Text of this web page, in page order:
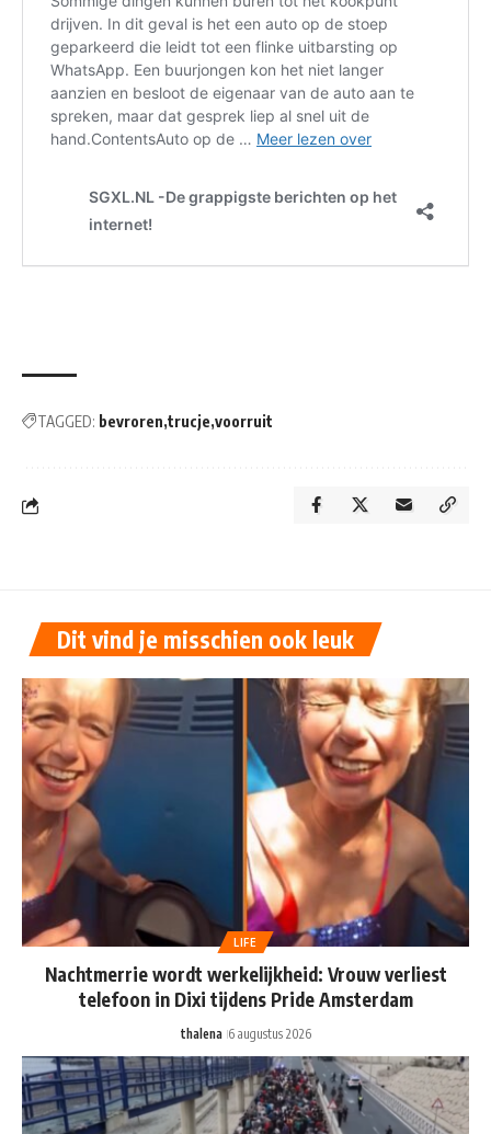
TAGGED: bevroren trucje voorruit
Dit vind je misschien ook leuk
LIFE
Nachtmerrie wordt werkelijkheid: Vrouw verliest
telefoon in Dixi tijdens Pride Amsterdam
thalena 6 augustus 2026